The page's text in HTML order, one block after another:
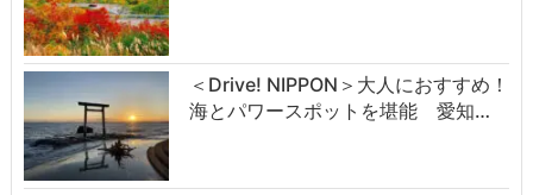
＜Drive! NIPPON＞大人におすすめ！
海とパワースポットを堪能 愛知…